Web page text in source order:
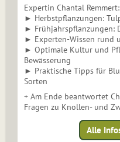
Expertin Chantal Remmert:
► Herbstpflanzungen:
► Frühjahrspflanzungen:
► Experten-Wissen rund
► Optimale Kultur und
Bewässerung
► Praktische Tipps für
Sorten
+ Am Ende beantwortet
Fragen zu Knollen- und
Alle